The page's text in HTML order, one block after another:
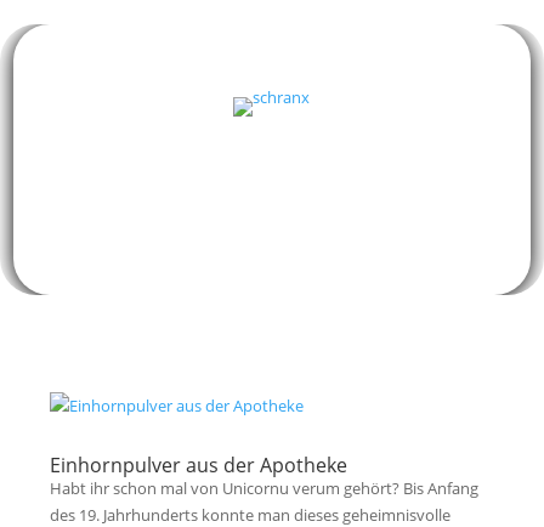
Einhornpulver aus der Apotheke
Habt ihr schon mal von Unicornu verum gehört? Bis Anfang
des 19. Jahrhunderts konnte man dieses geheimnisvolle